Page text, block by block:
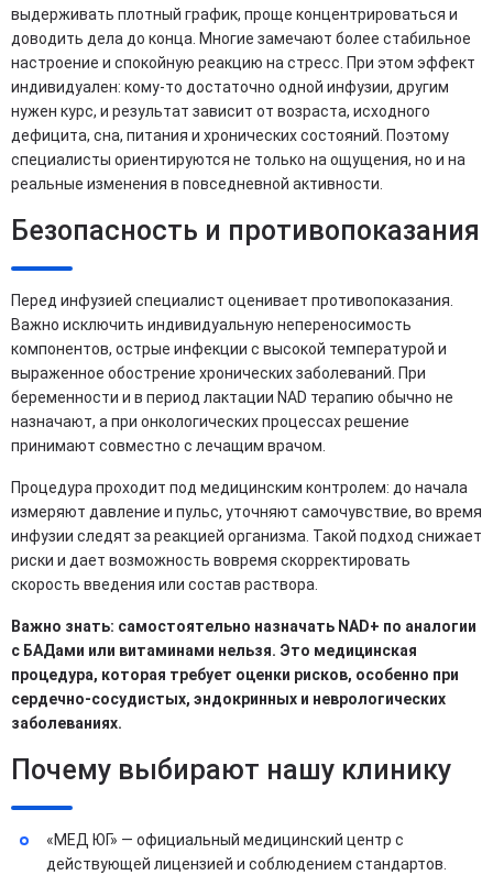
выдерживать плотный график, проще концентрироваться и
доводить дела до конца. Многие замечают более стабильное
настроение и спокойную реакцию на стресс. При этом эффект
индивидуален: кому-то достаточно одной инфузии, другим
нужен курс, и результат зависит от возраста, исходного
дефицита, сна, питания и хронических состояний. Поэтому
специалисты ориентируются не только на ощущения, но и на
реальные изменения в повседневной активности.
Безопасность и противопоказания
Перед инфузией специалист оценивает противопоказания.
Важно исключить индивидуальную непереносимость
компонентов, острые инфекции с высокой температурой и
выраженное обострение хронических заболеваний. При
беременности и в период лактации NAD терапию обычно не
назначают, а при онкологических процессах решение
принимают совместно с лечащим врачом.
Процедура проходит под медицинским контролем: до начала
измеряют давление и пульс, уточняют самочувствие, во время
инфузии следят за реакцией организма. Такой подход снижает
риски и дает возможность вовремя скорректировать
скорость введения или состав раствора.
Важно знать: самостоятельно назначать NAD+ по аналогии
с БАДами или витаминами нельзя. Это медицинская
процедура, которая требует оценки рисков, особенно при
сердечно-сосудистых, эндокринных и неврологических
заболеваниях.
Почему выбирают нашу клинику
«МЕД ЮГ» — официальный медицинский центр с
действующей лицензией и соблюдением стандартов.